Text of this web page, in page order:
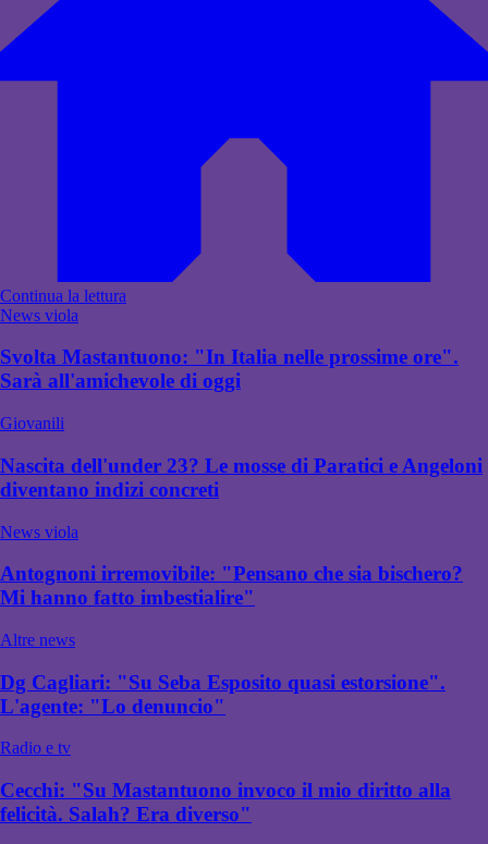
Continua la lettura
News viola
Svolta Mastantuono: "In Italia nelle prossime ore".
Sarà all'amichevole di oggi
Giovanili
Nascita dell'under 23? Le mosse di Paratici e Angeloni
diventano indizi concreti
News viola
Antognoni irremovibile: "Pensano che sia bischero?
Mi hanno fatto imbestialire"
Altre news
Dg Cagliari: "Su Seba Esposito quasi estorsione".
L'agente: "Lo denuncio"
Radio e tv
Cecchi: "Su Mastantuono invoco il mio diritto alla
felicità. Salah? Era diverso"